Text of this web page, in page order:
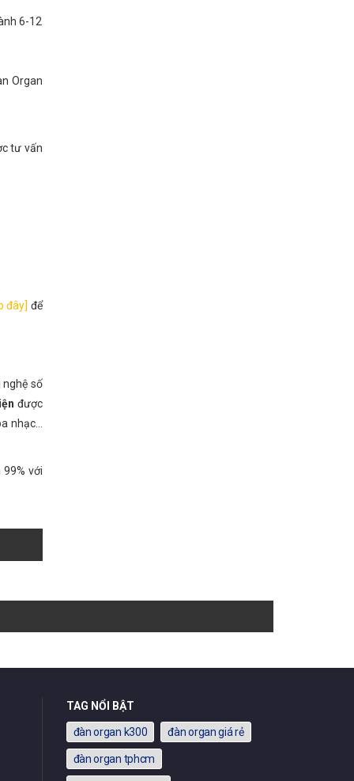
6-12
Organ
tư vấn
đây] để
nghệ số
được
với
TAG NỔI BẬT
đàn organ k300 đàn organ giá rẻ
đàn organ tphcm